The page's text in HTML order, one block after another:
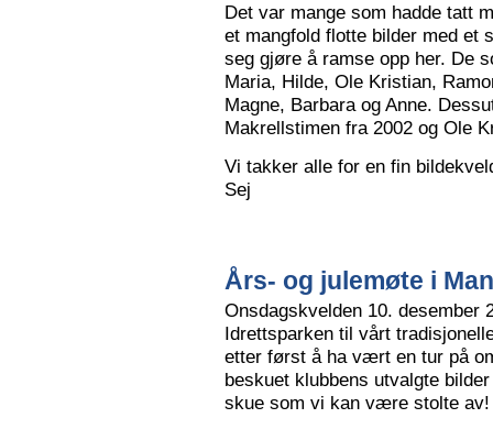
Det var mange som hadde tatt
et mangfold flotte bilder med et
seg gjøre å ramse opp her. De
Maria, Hilde, Ole Kristian,
Magne, Barbara og Anne.
Makrellstimen fra 2002 og Ole
Vi takker alle for en fin
Sej
Års- og julemøte i
Onsdagskvelden 10. desember
Idrettsparken til vårt
etter først å ha vært en tur på
beskuet klubbens utvalgte
skue som vi kan være stolte av!